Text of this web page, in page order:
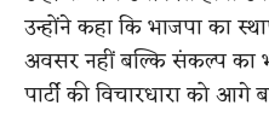
उन्होंने कहा कि भाजपा का
अवसर नहीं बल्कि संकल्प का
पार्टी की विचारधारा को आगे